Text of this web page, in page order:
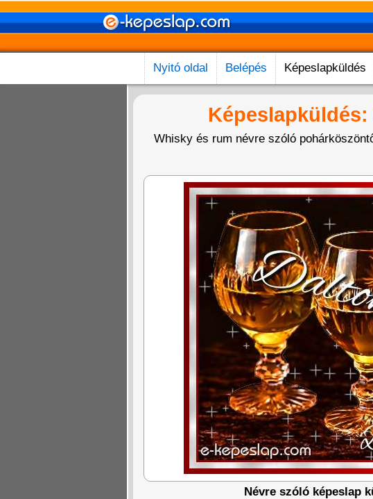
Nyitó oldal Belépés Képeslapküldés
Képeslapküldés:
Whisky és rum névre szóló
Névre szóló képeslap